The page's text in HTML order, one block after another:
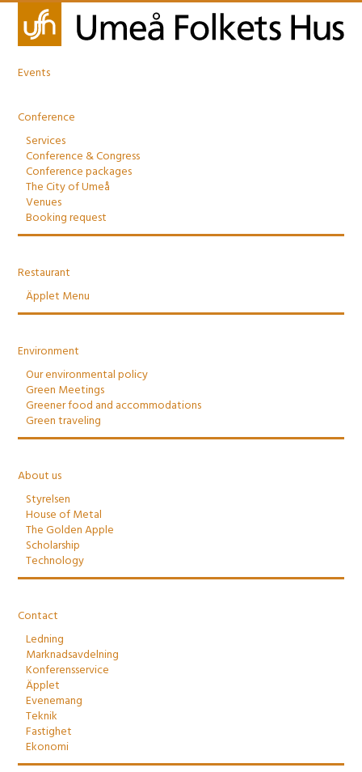
Events
Conference
Services
Conference & Congress
Conference packages
The City of Umeå
Venues
Booking request
Restaurant
Äpplet Menu
Environment
Our environmental policy
Green Meetings
Greener food and accommodations
Green traveling
About us
Styrelsen
House of Metal
The Golden Apple
Scholarship
Technology
Contact
Ledning
Marknadsavdelning
Konferensservice
Äpplet
Evenemang
Teknik
Fastighet
Ekonomi